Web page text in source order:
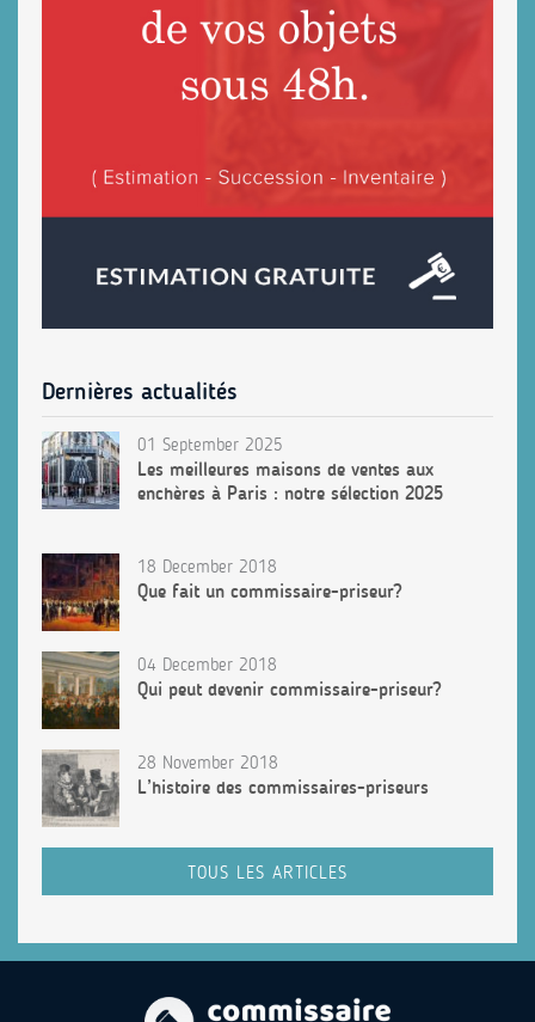
Dernières actualités
01 September 2025
Les meilleures maisons de ventes aux
enchères à Paris : notre sélection 2025
18 December 2018
Que fait un commissaire-priseur?
04 December 2018
Qui peut devenir commissaire-priseur?
28 November 2018
L’histoire des commissaires-priseurs
TOUS LES ARTICLES